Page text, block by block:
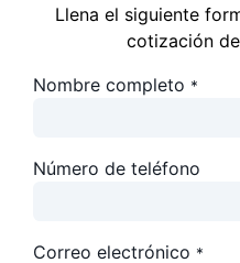
Llena el siguiente
cotización
Nombre completo *
Número de teléfono
Correo electrónico *